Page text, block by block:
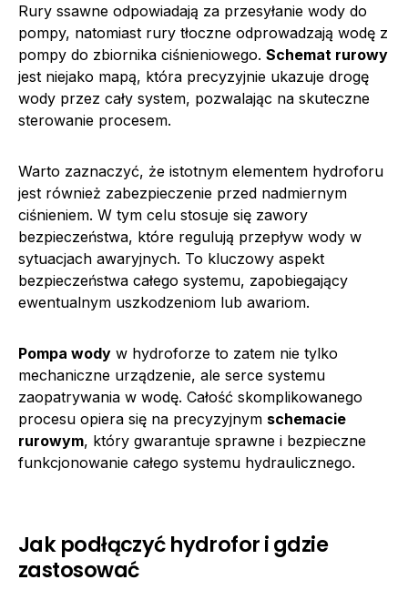
Rury ssawne odpowiadają za przesyłanie wody do
pompy, natomiast rury tłoczne odprowadzają wodę z
pompy do zbiornika ciśnieniowego. Schemat rurowy
jest niejako mapą, która precyzyjnie ukazuje drogę
wody przez cały system, pozwalając na skuteczne
sterowanie procesem.
Warto zaznaczyć, że istotnym elementem hydroforu
jest również zabezpieczenie przed nadmiernym
ciśnieniem. W tym celu stosuje się zawory
bezpieczeństwa, które regulują przepływ wody w
sytuacjach awaryjnych. To kluczowy aspekt
bezpieczeństwa całego systemu, zapobiegający
ewentualnym uszkodzeniom lub awariom.
Pompa wody w hydroforze to zatem nie tylko
mechaniczne urządzenie, ale serce systemu
zaopatrywania w wodę. Całość skomplikowanego
procesu opiera się na precyzyjnym schemacie
rurowym, który gwarantuje sprawne i bezpieczne
funkcjonowanie całego systemu hydraulicznego.
Jak podłączyć hydrofor i gdzie
zastosować